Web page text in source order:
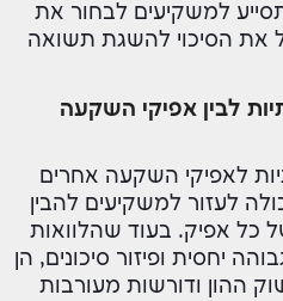
למשקיעים לבחור את
את הסיכוי להשגת תשואה
לבין אפיקי השקעה
לאפיקי השקעה אחרים
לעזור למשקיעים להבין
כל אפיק. בעוד שהלוואות
יחסית ופיזור סיכונים, הן
ההון ודורשות מעורבות